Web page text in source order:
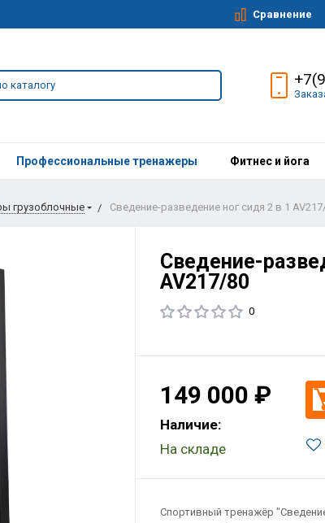
Сравнение
Профессиональные тренажеры Фитнес и йога
грузоблочные Сведение-разведение ног сидя 2 в 1
Сведение-
AV217/80
0
149 000 ₽
Наличие:
На складе
Спортивный тренажёр